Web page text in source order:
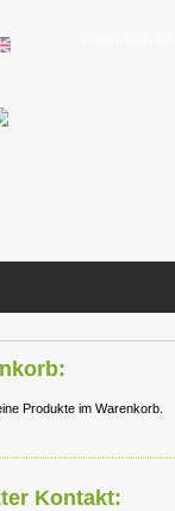
Produkte im Warenkorb.
Kontakt: